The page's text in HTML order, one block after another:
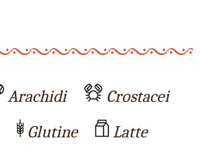
Arachidi
Crostacei
Glutine Latte